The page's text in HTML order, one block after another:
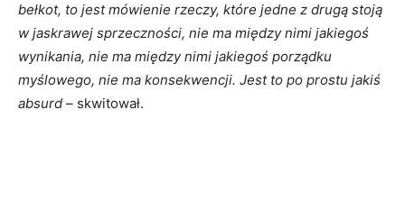
bełkot, to jest mówienie rzeczy, które jedne z drugą stoją
w jaskrawej sprzeczności, nie ma między nimi jakiegoś
wynikania, nie ma między nimi jakiegoś porządku
myślowego, nie ma konsekwencji. Jest to po prostu jakiś
absurd – skwitował.